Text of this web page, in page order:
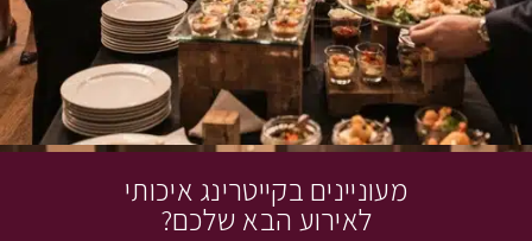
מעוניינים בקייטרינג איכותי
לאירוע הבא שלכם?